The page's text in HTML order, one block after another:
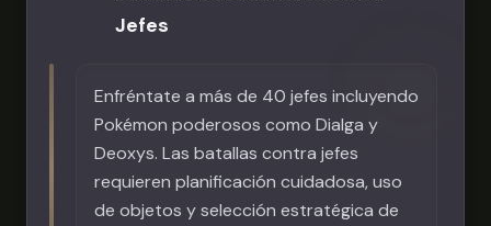
Jefes
Enfréntate a más de 40 jefes incluyendo
Pokémon poderosos como Dialga y
Deoxys. Las batallas contra jefes
requieren planificación cuidadosa, uso
de objetos y selección estratégica de